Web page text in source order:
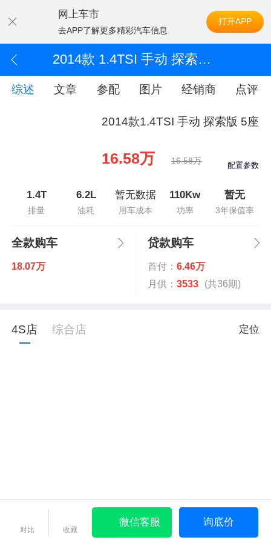
网上车市
去APP了解更多精彩汽车信息
打开APP
2014款 1.4TSI 手动 探索版 5座
综述 文章 参配 图片 经销商 点评
2014款1.4TSI 手动 探索版 5座
16.58万 16.58万 配置参数
1.4T
排量
6.2L
油耗
暂无数据
用车成本
110Kw
功率
暂无
3年保值率
全款购车
18.07万
贷款购车
首付： 6.46万
月供： 3533 (共36期)
4S店 综合店 定位
对比 收藏
微信客服 询底价